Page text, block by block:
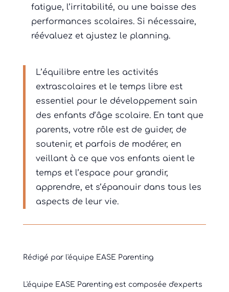
fatigue, l’irritabilité, ou une baisse des
performances scolaires. Si nécessaire,
réévaluez et ajustez le planning.
L’équilibre entre les activités
extrascolaires et le temps libre est
essentiel pour le développement sain
des enfants d’âge scolaire. En tant que
parents, votre rôle est de guider, de
soutenir, et parfois de modérer, en
veillant à ce que vos enfants aient le
temps et l’espace pour grandir,
apprendre, et s’épanouir dans tous les
aspects de leur vie.
Rédigé par l'équipe EASE Parenting
L'équipe EASE Parenting est composée d'experts